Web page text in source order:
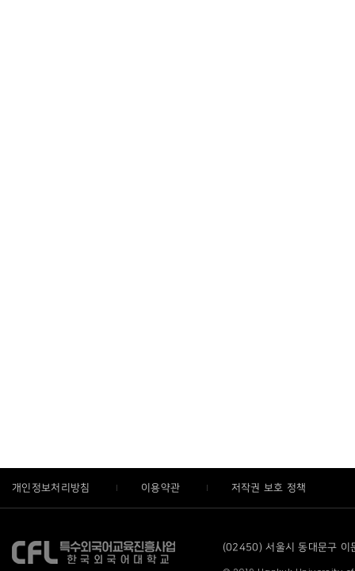
개인정보처리방침 이용약관 저작권 보호 정책
(02450) 서울시 동대문구